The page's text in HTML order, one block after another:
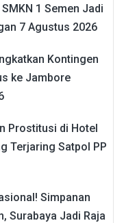
1 Semen Jadi
7 Agustus 2026
Kontingen
ke Jambore
Prostitusi di Hotel
Terjaring Satpol PP
Simpanan
Surabaya Jadi Raja